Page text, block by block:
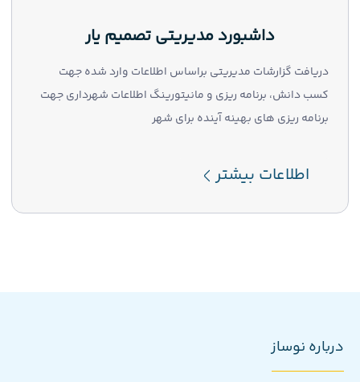
داشبورد مدیریتی تصمیم یار
دریافت گزارشات مدیریتی براساس اطلاعات وارد شده جهت
کسب دانش، برنامه ریزی و مانیتورینگ اطلاعات شهرداری جهت
برنامه ریزی های بهینه آینده برای شهر
اطلاعات بیشتر
درباره نوساز